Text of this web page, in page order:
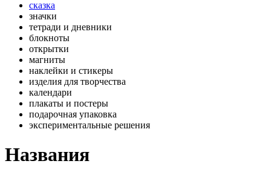
сказка
значки
тетради и дневники
блокноты
открытки
магниты
наклейки и стикеры
изделия для творчества
календари
плакаты и постеры
подарочная упаковка
экспериментальные решения
Названия